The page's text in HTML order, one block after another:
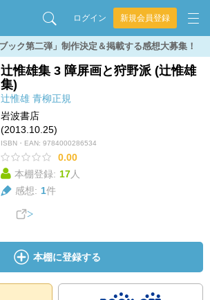
ログイン 新規会員登録
ック第二弾」制作決定＆掲載する感想大募集！
辻惟雄集 3 障屏画と狩野派 (辻惟雄
集)
辻惟雄 青柳正規
岩波書店
(2013.10.25)
ISBN・EAN: 9784000286534
0.00
本棚登録: 17人
感想: 1件
本棚に登録する